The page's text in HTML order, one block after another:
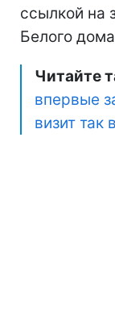
ссылкой на
Белого
Читайте
впервые
визит так